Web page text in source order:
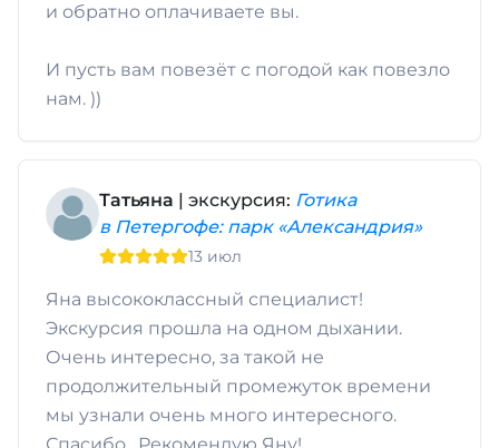
и обратно оплачиваете вы.
И пусть вам повезёт с погодой как повезло
нам. ))
Татьяна | экскурсия: Готика
в Петергофе: парк «Александрия»
13 июл
Яна высококлассный специалист!
Экскурсия прошла на одном дыхании.
Очень интересно, за такой не
продолжительный промежуток времени
мы узнали очень много интересного.